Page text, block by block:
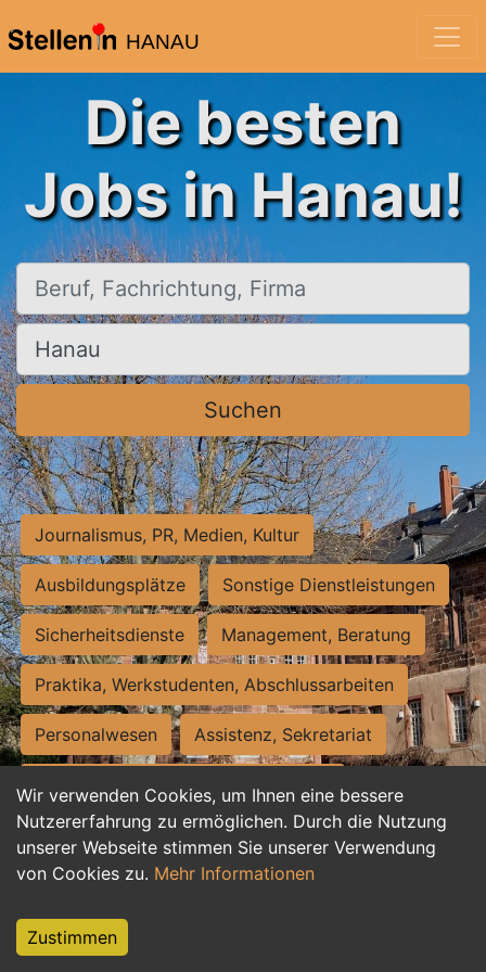
HANAU
Wir verwenden Cookies, um Ihnen eine bessere
Nutzererfahrung zu ermöglichen. Durch die Nutzung
unserer Webseite stimmen Sie unserer Verwendung
von Cookies zu. Mehr Informationen
Zustimmen
Die besten
Jobs in Hanau!
Beruf, Fachrichtung, Firma
Ort, Stadt
Suchen
Journalismus, PR, Medien, Kultur
Ausbildungsplätze Sonstige Dienstleistungen
Sicherheitsdienste Management, Beratung
Praktika, Werkstudenten, Abschlussarbeiten
Personalwesen Assistenz, Sekretariat
Hilfskräfte, Aushilfs- und Nebenjobs
Einkauf, Logistik, Materialwirtschaft
Weiterbildung, Studium, duale Ausbildung
Tourismus